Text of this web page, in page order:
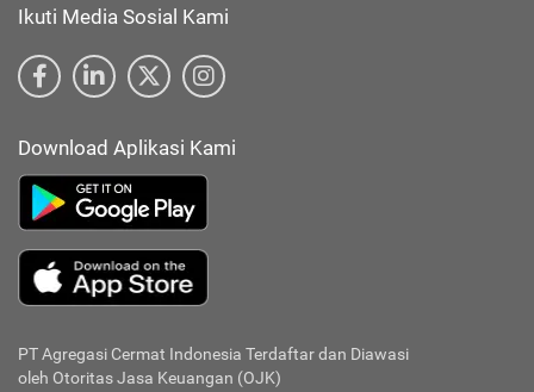
Ikuti Media Sosial Kami
Download Aplikasi Kami
PT Agregasi Cermat Indonesia Terdaftar dan Diawasi
oleh Otoritas Jasa Keuangan (OJK)